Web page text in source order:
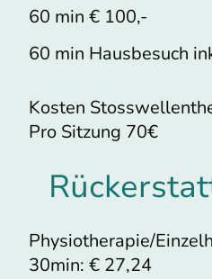
60 min € 100,-
60 min Hausbesuch
Kosten
Pro Sitzung 70€
Physiotherapie/
30min: € 27,24